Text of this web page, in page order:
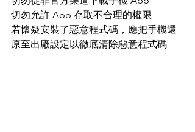
切勿允許 App 存取不合理的權限
若懷疑安裝了惡意程式碼，應把手機還
原至出廠設定以徹底清除惡意程式碼